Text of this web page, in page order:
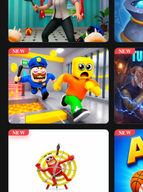
动作与赛车游戏
经典游戏
IO 游戏
免封游戏
更多游戏
NEW NEW
NEW NEW